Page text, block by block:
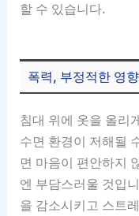
할 수 있습니다.
폭력, 부정적한 영향
침대 위에 옷을 올리
수면 환경이 저해될
면 마음이 편안하지
엔 부담스러울 것입
을 감소시키고 스트